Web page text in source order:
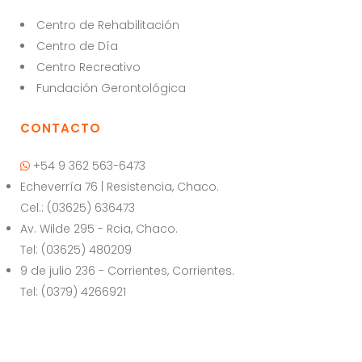
ts
A
p
p
e
b
o
o
l
Centro de Rehabilitación
Centro de Día
Centro Recreativo
Fundación Gerontológica
CONTACTO
+54 9 362 563-6473
Echeverría 76 | Resistencia, Chaco.
Cel.: (03625) 636473
Av. Wilde 295 - Rcia, Chaco.
Tel: (03625) 480209
9 de julio 236 - Corrientes, Corrientes.
Tel: (0379) 4266921